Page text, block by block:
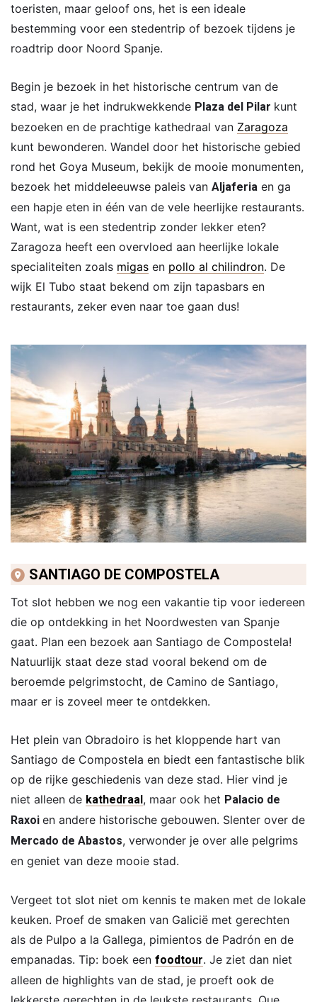
toeristen, maar geloof ons, het is een ideale
bestemming voor een stedentrip of bezoek tijdens je
roadtrip door Noord Spanje.
Begin je bezoek in het historische centrum van de
stad, waar je het indrukwekkende Plaza del Pilar kunt
bezoeken en de prachtige kathedraal van Zaragoza
kunt bewonderen. Wandel door het historische gebied
rond het Goya Museum, bekijk de mooie monumenten,
bezoek het middeleeuwse paleis van Aljaferia en ga
een hapje eten in één van de vele heerlijke restaurants.
Want, wat is een stedentrip zonder lekker eten?
Zaragoza heeft een overvloed aan heerlijke lokale
specialiteiten zoals migas en pollo al chilindron. De
wijk El Tubo staat bekend om zijn tapasbars en
restaurants, zeker even naar toe gaan dus!
SANTIAGO DE COMPOSTELA
Tot slot hebben we nog een vakantie tip voor iedereen
die op ontdekking in het Noordwesten van Spanje
gaat. Plan een bezoek aan Santiago de Compostela!
Natuurlijk staat deze stad vooral bekend om de
beroemde pelgrimstocht, de Camino de Santiago,
maar er is zoveel meer te ontdekken.
Het plein van Obradoiro is het kloppende hart van
Santiago de Compostela en biedt een fantastische blik
op de rijke geschiedenis van deze stad. Hier vind je
niet alleen de kathedraal , maar ook het Palacio de
Raxoi en andere historische gebouwen. Slenter over de
Mercado de Abastos, verwonder je over alle pelgrims
en geniet van deze mooie stad.
Vergeet tot slot niet om kennis te maken met de lokale
keuken. Proef de smaken van Galicië met gerechten
als de Pulpo a la Gallega, pimientos de Padrón en de
empanadas. Tip: boek een foodtour. Je ziet dan niet
alleen de highlights van de stad, je proeft ook de